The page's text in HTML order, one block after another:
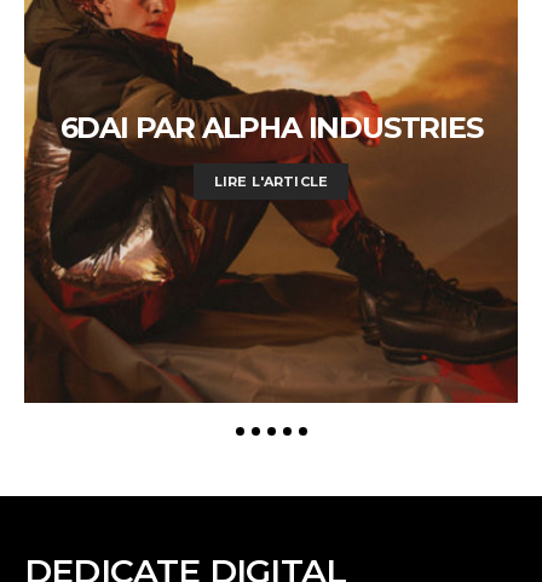
6DAI PAR ALPHA INDUSTRIES
LIRE L'ARTICLE
DEDICATE DIGITAL